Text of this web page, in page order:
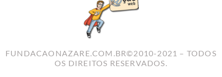
FUNDACAONAZARE.COM.BR©2010-2021 – TODOS
OS DIREITOS RESERVADOS.